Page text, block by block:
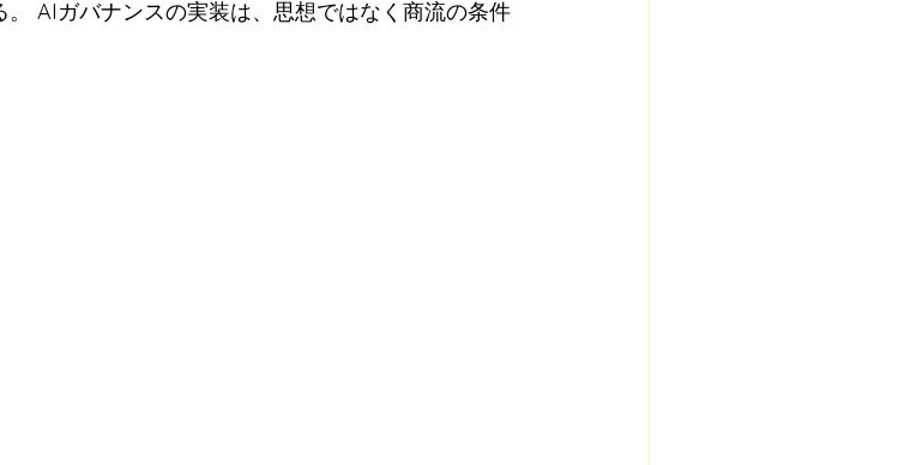
AIガバナンスの実装は、思想ではなく商流の条件